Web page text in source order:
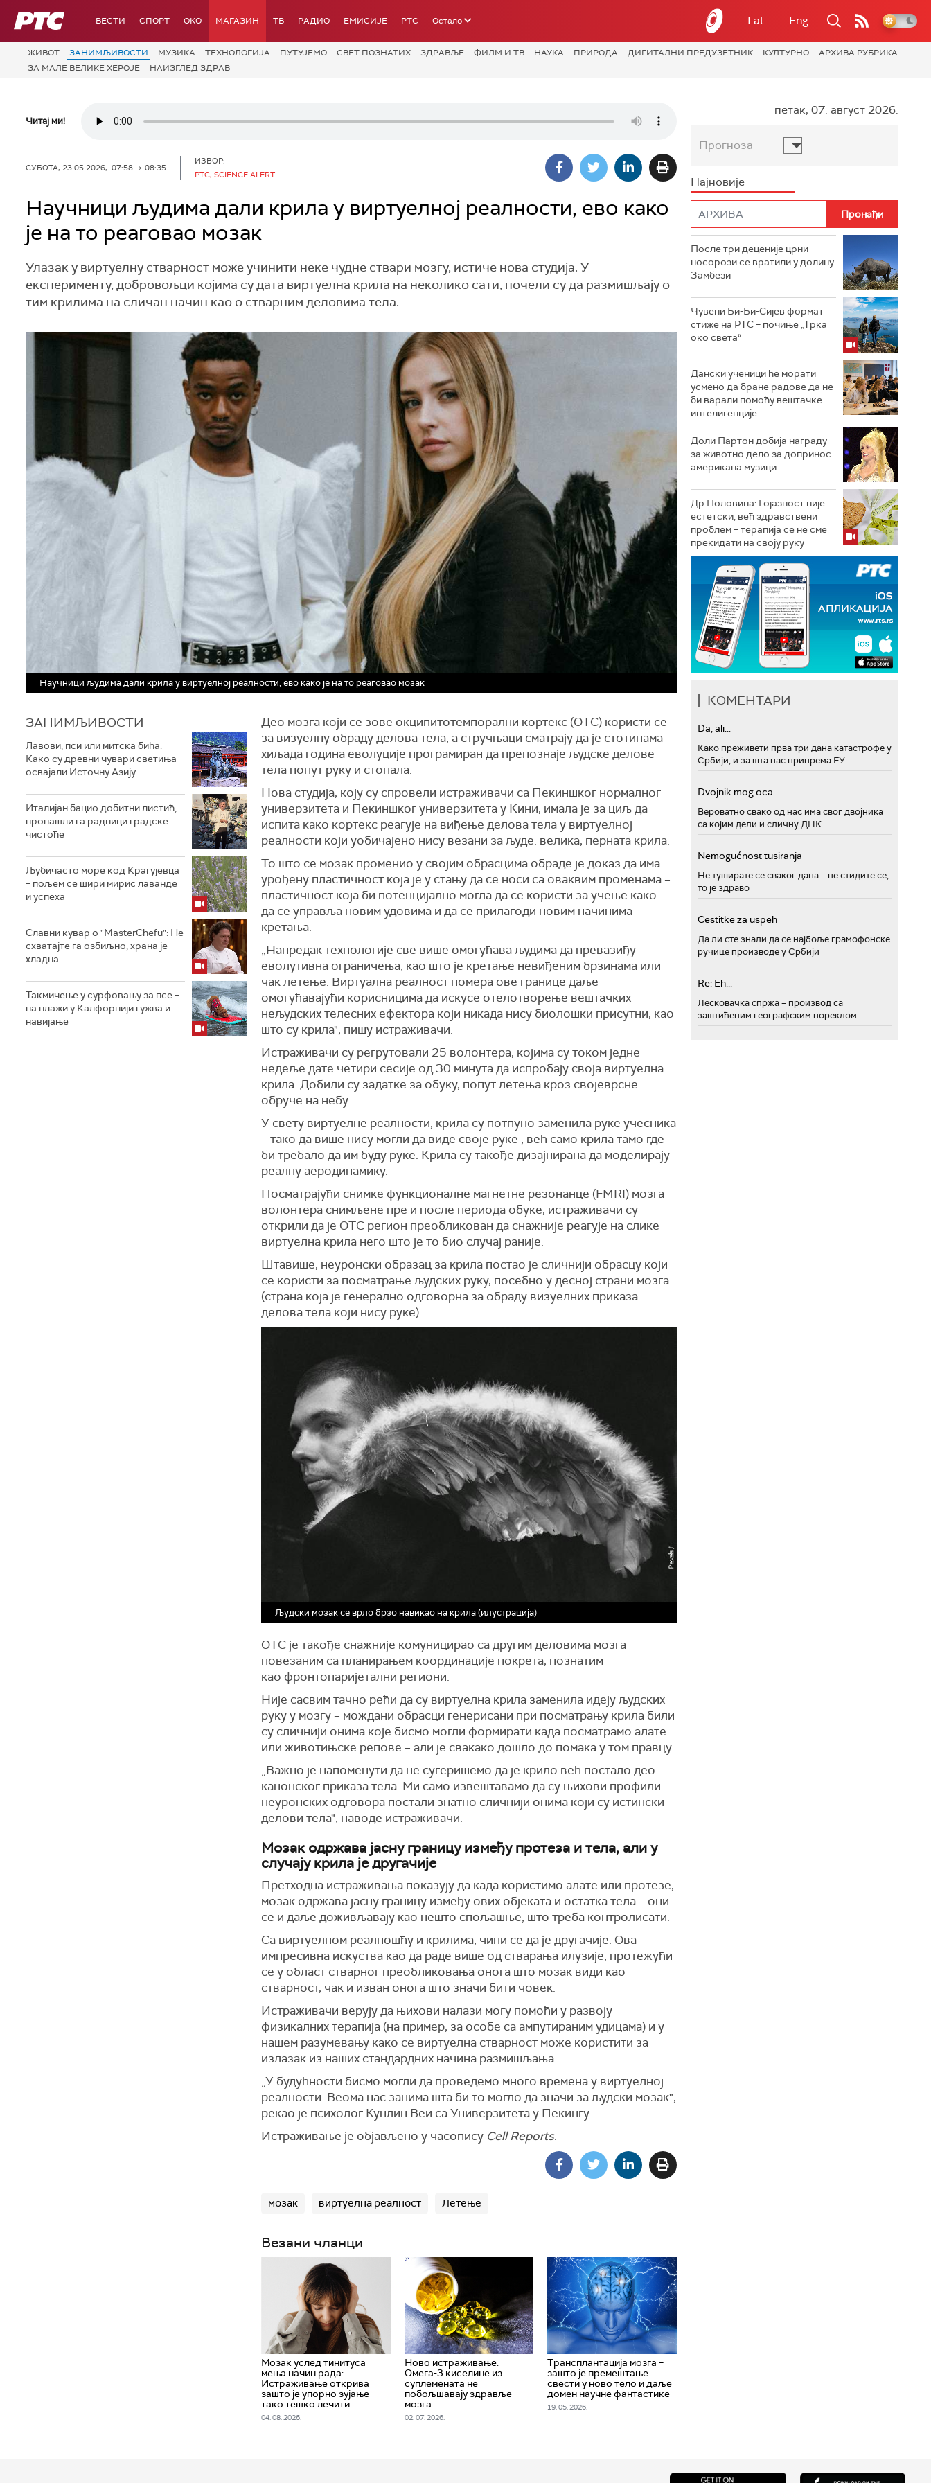
РТС ВЕСТИ СПОРТ OKO МАГАЗИН ТВ РАДИО ЕМИСИЈЕ РТС Остало Lat Eng
ЖИВОТ ЗАНИМЉИВОСТИ МУЗИКА ТЕХНОЛОГИЈA ПУТУЈЕМО СВЕТ ПОЗНАТИХ ЗДРАВЉЕ ФИЛМ И ТВ НАУКА ПРИРОДА ДИГИТАЛНИ ПРЕДУЗЕТНИК КУЛТУРНО
АРХИВА РУБРИКА
ЗА МАЛЕ ВЕЛИКЕ ХЕРОЈЕ
НАИЗГЛЕД ЗДРАВ
Читај ми!
СУБОТА, 23.05.2026, 07:58 -> 08:35
ИЗВОР:
РТС, SCIENCE ALERT
Научници људима дали крила у виртуелној реалности, ево како
је на то реаговао мозак
Улазак у виртуелну стварност може учинити неке чудне ствари мозгу, истиче нова студија. У
експерименту, добровољци којима су дата виртуелна крила на неколико сати, почели су да размишљају о
тим крилима на сличан начин као о стварним деловима тела.
Научници људима дали крила у виртуелној реалности, ево како је на то реаговао мозак
ЗАНИМЉИВОСТИ
Лавови, пси или митска бића:
Како су древни чувари светиња
освајали Источну Азију
Италијан бацио добитни листић,
пронашли га радници градске
чистоће
Љубичасто море код Крагујевца
– пољем се шири мирис лаванде
и успеха
Славни кувар о "MasterChefu": Не
схватајте га озбиљно, храна је
хладна
Такмичење у сурфовању за псе –
на плажи у Калфорнији гужва и
навијање
Део мозга који се зове окципитотемпорални кортекс (OTC) користи се
за визуелну обраду делова тела, а стручњаци сматрају да је стотинама
хиљада година еволуције програмиран да препознаје људске делове
тела попут руку и стопала.
Нова студија, коју су спровели истраживачи са Пекиншког нормалног
универзитета и Пекиншког универзитета у Кини, имала је за циљ да
испита како кортекс реагује на виђење делова тела у виртуелној
реалности који уобичајено нису везани за људе: велика, перната крила.
То што се мозак променио у својим обрасцима обраде је доказ да има
урођену пластичност која је у стању да се носи са оваквим променама –
пластичност која би потенцијално могла да се користи за учење како
да се управља новим удовима и да се прилагоди новим начинима
кретања.
„Напредак технологије све више омогућава људима да превазиђу
еволутивна ограничења, као што је кретање невиђеним брзинама или
чак летење. Виртуална реалност помера ове границе даље
омогућавајући корисницима да искусе отелотворење вештачких
нељудских телесних ефектора који никада нису биолошки присутни, као
што су крила", пишу истраживачи.
Истраживачи су регрутовали 25 волонтера, којима су током једне
недеље дате четири сесије од 30 минута да испробају своја виртуелна
крила. Добили су задатке за обуку, попут летења кроз својеврсне
обруче на небу.
У свету виртуелне реалности, крила су потпуно заменила руке учесника
– тако да више нису могли да виде своје руке , већ само крила тамо где
би требало да им буду руке. Крила су такође дизајнирана да моделирају
реалну аеродинамику.
Посматрајући снимке функционалне магнетне резонанце (FMRI) мозга
волонтера снимљене пре и после периода обуке, истраживачи су
открили да је OTC регион преобликован да снажније реагује на слике
виртуелна крила него што је то био случај раније.
Штавише, неуронски образац за крила постао је сличнији обрасцу који
се користи за посматрање људских руку, посебно у десној страни мозга
(страна која је генерално одговорна за обраду визуелних приказа
делова тела који нису руке).
Људски мозак се врло брзо навикао на крила (илустрација)
OTC је такође снажније комуницирао са другим деловима мозга
повезаним са планирањем координације покрета, познатим
као фронтопаријетални региони.
Није сасвим тачно рећи да су виртуелна крила заменила идеју људских
руку у мозгу – мождани обрасци генерисани при посматрању крила били
су сличнији онима које бисмо могли формирати када посматрамо алате
или животињске репове – али је свакако дошло до помака у том правцу.
„Важно је напоменути да не сугеришемо да је крило већ постало део
канонског приказа тела. Ми само извештавамо да су њихови профили
неуронских одговора постали знатно сличнији онима који су истински
делови тела", наводе истраживачи.
Мозак одржава јасну границу између протеза и тела, али у
случају крила је другачије
Претходна истраживања показују да када користимо алате или протезе,
мозак одржава јасну границу између ових објеката и остатка тела – они
се и даље доживљавају као нешто спољашње, што треба контролисати.
Са виртуелном реалношћу и крилима, чини се да је другачије. Ова
импресивна искуства као да раде више од стварања илузије, протежући
се у област стварног преобликовања онога што мозак види као
стварност, чак и изван онога што значи бити човек.
Истраживачи верују да њихови налази могу помоћи у развоју
физикалних терапија (на пример, за особе са ампутираним удицама) и у
нашем разумевању како се виртуелна стварност може користити за
излазак из наших стандардних начина размишљања.
„У будућности бисмо могли да проведемо много времена у виртуелној
реалности. Веома нас занима шта би то могло да значи за људски мозак",
рекао је психолог Кунлин Веи са Универзитета у Пекингу.
Истраживање је објављено у часопису Cell Reports.
мозак виртуелна реалност Летење
Везани чланци
Мозак услед тинитуса
мења начин рада:
Истраживање открива
зашто је упорно зујање
тако тешко лечити
04. 08. 2026.
Ново истраживање:
Омега-3 киселине из
суплемената не
побољшавају здравље
мозга
02. 07. 2026.
Трансплантација мозга –
зашто је премештање
свести у ново тело и даље
домен научне фантастике
19. 05. 2026.
петак, 07. август 2026.
Прогноза
Најновије
После три деценије црни
носорози се вратили у долину
Замбези
Чувени Би-Би-Сијев формат
стиже на РТС – почиње „Трка
око света“
Дански ученици ће морати
усмено да бране радове да не
би варали помоћу вештачке
интелигенције
Доли Партон добија награду
за животно дело за допринос
американа музици
Др Половина: Гојазност није
естетски, већ здравствени
проблем – терапија се не сме
прекидати на своју руку
КОМЕНТАРИ
Da, ali...
Како преживети прва три дана катастрофе у
Србији, и за шта нас припрема ЕУ
Dvojnik mog oca
Вероватно свако од нас има свог двојника
са којим дели и сличну ДНК
Nemogućnost tusiranja
Не туширате се сваког дана – не стидите се,
то је здраво
Cestitke za uspeh
Да ли сте знали да се најбоље грамофонске
ручице производе у Србији
Re: Eh...
Лесковачка спржа – производ са
заштићеним географским пореклом